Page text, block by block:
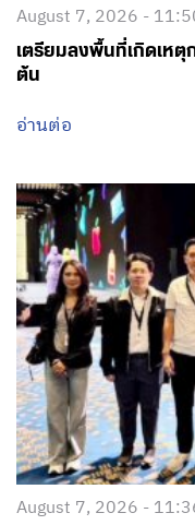
August 7, 2026 -
เตรียมลงพื้นที่เกิดเห
ต้น
อ่านต่อ
August 7, 2026 -